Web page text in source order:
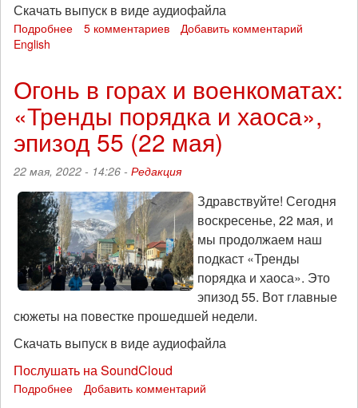
Скачать выпуск в виде аудиофайла
Подробнее
порядка
хаоса»,
эпизод
73
(25
сентября)
5 комментариев
Добавить комментарий
English
Огонь в горах и военкоматах:
«Тренды порядка и хаоса»,
эпизод 55 (22 мая)
22 мая, 2022 - 14:26 - Редакция
Здравствуйте! Сегодня
воскресенье, 22 мая, и
мы продолжаем наш
подкаст «Тренды
порядка и хаоса». Это
эпизод 55. Вот главные
сюжеты на повестке прошедшей недели.
Скачать выпуск в виде аудиофайла
Послушать на SoundCloud
Подробнее Добавить комментарий